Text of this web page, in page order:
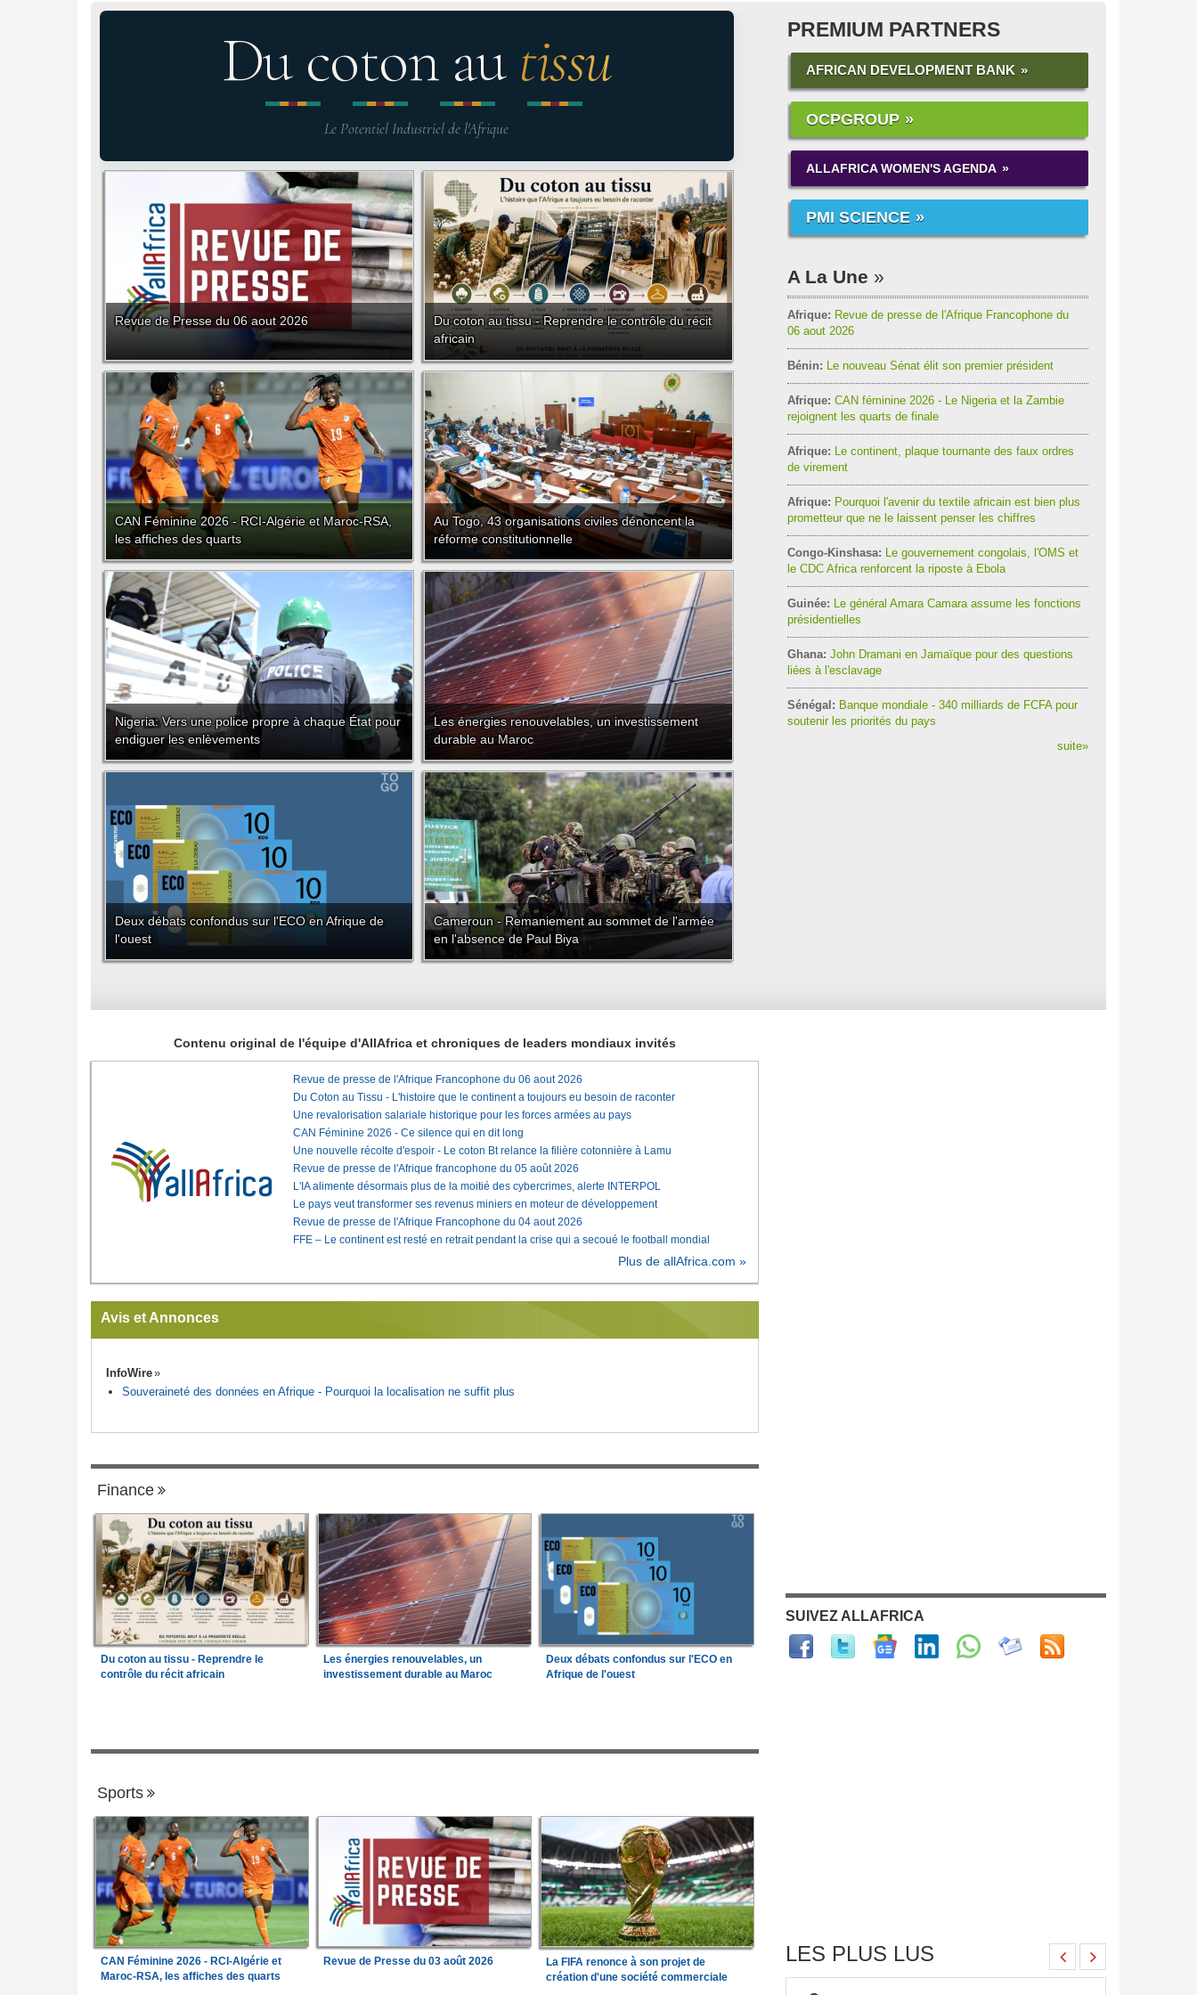
Du coton au tissu
Le Potentiel Industriel de l'Afrique
Revue de Presse du 06 aout 2026
Du coton au tissu - Reprendre le contrôle du récit
africain
CAN Féminine 2026 - RCI-Algérie et Maroc-RSA,
les affiches des quarts
Au Togo, 43 organisations civiles dénoncent la
réforme constitutionnelle
Nigeria: Vers une police propre à chaque État pour
endiguer les enlèvements
Les énergies renouvelables, un investissement
durable au Maroc
Deux débats confondus sur l'ECO en Afrique de
l'ouest
Cameroun - Remaniement au sommet de l'armée
en l'absence de Paul Biya
PREMIUM PARTNERS
AFRICAN DEVELOPMENT BANK
OCPGROUP
ALLAFRICA WOMEN'S AGENDA
PMI SCIENCE
A La Une
Afrique: Revue de presse de l'Afrique Francophone du
06 aout 2026
Bénin: Le nouveau Sénat élit son premier président
Afrique: CAN féminine 2026 - Le Nigeria et la Zambie
rejoignent les quarts de finale
Afrique: Le continent, plaque tournante des faux ordres
de virement
Afrique: Pourquoi l'avenir du textile africain est bien plus
prometteur que ne le laissent penser les chiffres
Congo-Kinshasa: Le gouvernement congolais, l'OMS et
le CDC Africa renforcent la riposte à Ebola
Guinée: Le général Amara Camara assume les fonctions
présidentielles
Ghana: John Dramani en Jamaïque pour des questions
liées à l'esclavage
Sénégal: Banque mondiale - 340 milliards de FCFA pour
soutenir les priorités du pays
suite»
Contenu original de l'équipe d'AllAfrica et chroniques de leaders mondiaux invités
Revue de presse de l'Afrique Francophone du 06 aout 2026
Du Coton au Tissu - L'histoire que le continent a toujours eu besoin de raconter
Une revalorisation salariale historique pour les forces armées au pays
CAN Féminine 2026 - Ce silence qui en dit long
Une nouvelle récolte d'espoir - Le coton Bt relance la filière cotonnière à Lamu
Revue de presse de l'Afrique francophone du 05 août 2026
L'IA alimente désormais plus de la moitié des cybercrimes, alerte INTERPOL
Le pays veut transformer ses revenus miniers en moteur de développement
Revue de presse de l'Afrique Francophone du 04 aout 2026
FFE – Le continent est resté en retrait pendant la crise qui a secoué le football mondial
Plus de allAfrica.com »
Avis et Annonces
InfoWire
Souveraineté des données en Afrique - Pourquoi la localisation ne suffit plus
Finance
Du coton au tissu - Reprendre le
contrôle du récit africain
Les énergies renouvelables, un
investissement durable au Maroc
Deux débats confondus sur l'ECO en
Afrique de l'ouest
Sports
CAN Féminine 2026 - RCI-Algérie et
Maroc-RSA, les affiches des quarts
Revue de Presse du 03 août 2026
La FIFA renonce à son projet de
création d'une société commerciale
SUIVEZ ALLAFRICA
LES PLUS LUS